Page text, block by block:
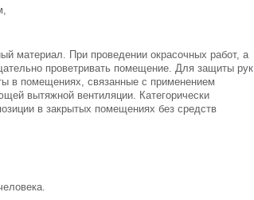
материал. При проведении окрасочных работ, а
проветривать помещение. Для защиты рук
в помещениях, связанные с применением
вытяжной вентиляции. Категорически
в закрытых помещениях без средств